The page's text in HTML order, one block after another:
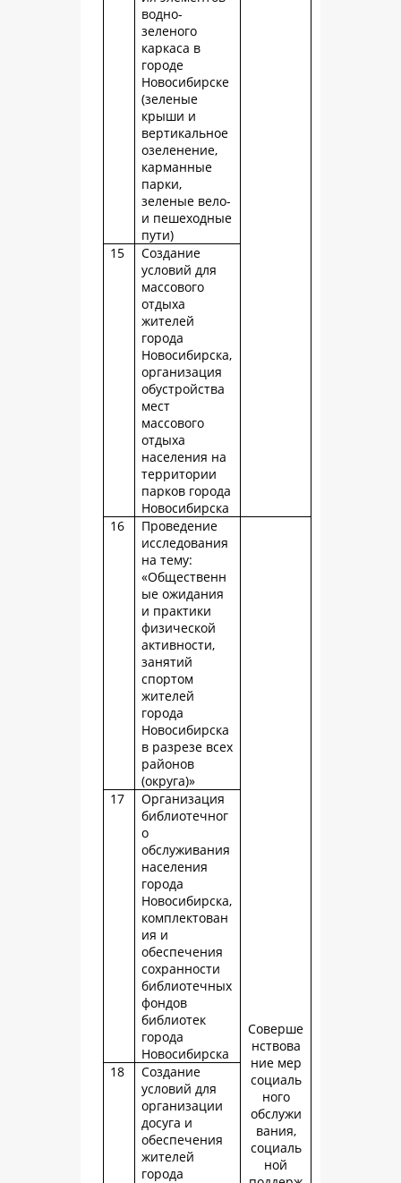
водно-
зеленого
каркаса в
городе
Новосибирске
(зеленые
крыши и
вертикальное
озеленение,
карманные
парки,
зеленые вело-
и пешеходные
пути)
15
Создание
условий для
массового
отдыха
жителей
города
Новосибирска,
организация
обустройства
мест
массового
отдыха
населения на
территории
парков города
Новосибирска
16
Проведение
исследования
на тему:
«Общественн
ые ожидания
и практики
физической
активности,
занятий
спортом
жителей
города
Новосибирска
в разрезе всех
районов
(округа)»
Соверше
нствова
ние мер
социаль
ного
обслужи
вания,
социаль
ной
17
Организация
библиотечног
о
обслуживания
населения
города
Новосибирска,
комплектован
ия и
обеспечения
сохранности
библиотечных
фондов
библиотек
города
Новосибирска
18
Создание
условий для
организации
досуга и
обеспечения
жителей
города